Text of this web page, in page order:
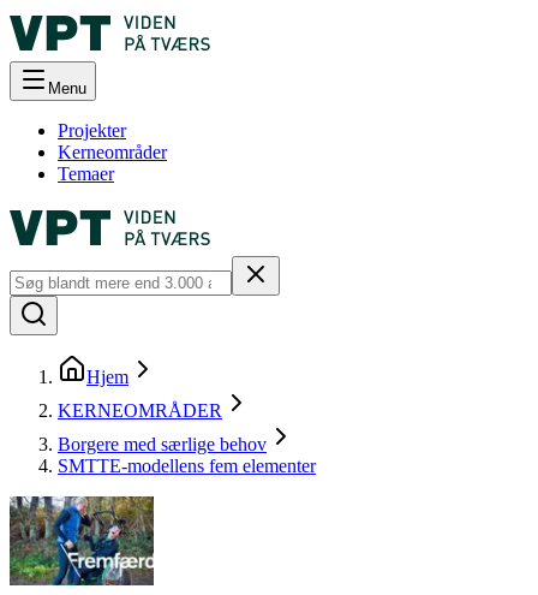
Menu
Projekter
Kerneområder
Temaer
Hjem
KERNEOMRÅDER
Borgere med særlige behov
SMTTE-modellens fem elementer